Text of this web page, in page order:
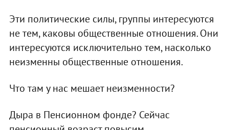
Эти политические силы, группы интересуются
не тем, каковы общественные отношения. Они
интересуются исключительно тем, насколько
неизменны общественные отношения.
Что там у нас мешает неизменности?
Дыра в Пенсионном фонде? Сейчас